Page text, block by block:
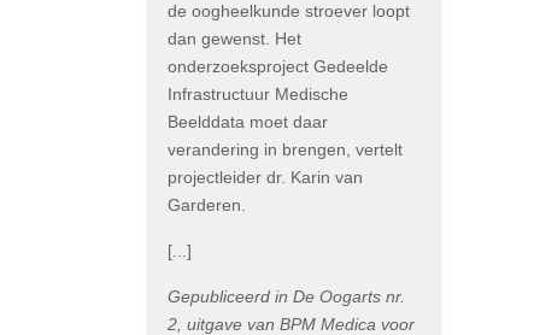
de oogheelkunde stroever loopt
dan gewenst. Het
onderzoeksproject Gedeelde
Infrastructuur Medische
Beelddata moet daar
verandering in brengen, vertelt
projectleider dr. Karin van
Garderen.
[...]
Gepubliceerd in De Oogarts nr.
2, uitgave van BPM Medica voor